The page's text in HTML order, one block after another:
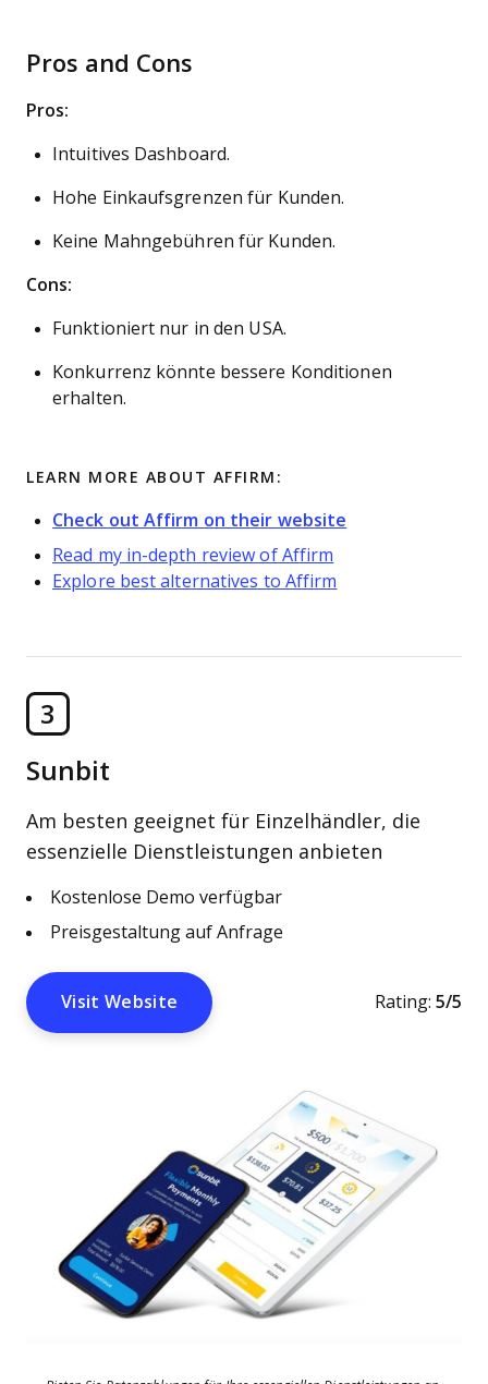
Pros and Cons
Pros:
Intuitives Dashboard.
Hohe Einkaufsgrenzen für Kunden.
Keine Mahngebühren für Kunden.
Cons:
Funktioniert nur in den USA.
Konkurrenz könnte bessere Konditionen
erhalten.
LEARN MORE ABOUT AFFIRM:
Check out Affirm on their website
Read my in-depth review of Affirm
Explore best alternatives to Affirm
3
Sunbit
Am besten geeignet für Einzelhändler, die
essenzielle Dienstleistungen anbieten
Kostenlose Demo verfügbar
Preisgestaltung auf Anfrage
Visit Website Rating: 5/5